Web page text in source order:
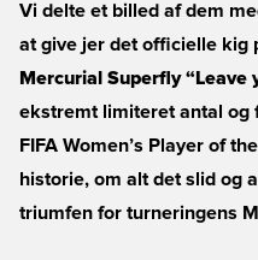
Vi delte et billed af dem
at give jer det officielle kig
Mercurial Superfly “Leave
ekstremt limiteret antal og
FIFA Women’s Player of
historie, om alt det slid og
triumfen for turneringens